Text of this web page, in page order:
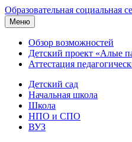
Образовательная социальная
Меню
Обзор возможностей
Детский проект «Алые
Аттестация
Детский сад
Начальная школа
Школа
НПО и СПО
ВУЗ